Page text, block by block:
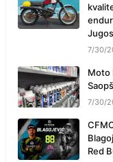
7/30/
Moto
7/30/
Red